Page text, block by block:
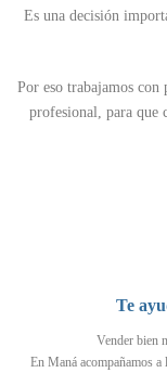
Es una decisión
Por eso trabajamos con
profesional, para que
Te
Vender bien
En Maná acompañamos